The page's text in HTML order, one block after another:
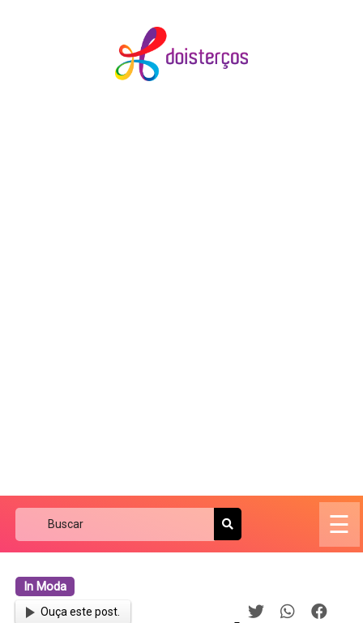
☰
In Moda
Ouça este post.